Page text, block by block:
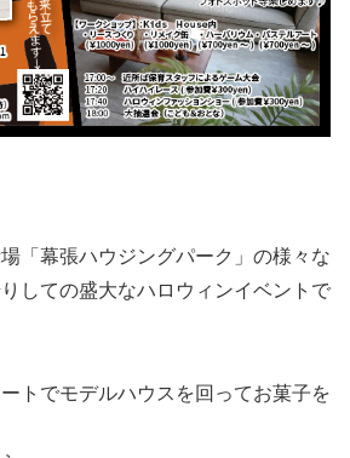
「幕張ハウジングパーク」の様々な
しての盛大なハロウィンイベントで
トでモデルハウスを回ってお菓子を